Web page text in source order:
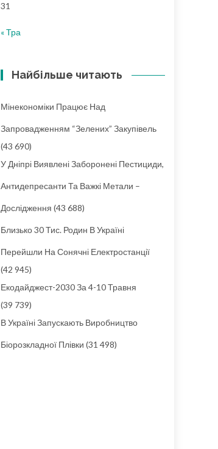
31
« Тра
Найбільше читають
Мінекономіки Працює Над
Запровадженням “зелених” Закупівель
(43 690)
У Дніпрі Виявлені Заборонені Пестициди,
Антидепресанти Та Важкі Метали –
Дослідження (43 688)
Близько 30 Тис. Родин В Україні
Перейшли На Сонячні Електростанції
(42 945)
Екодайджест-2030 За 4-10 Травня
(39 739)
В Україні Запускають Виробництво
Біорозкладної Плівки (31 498)